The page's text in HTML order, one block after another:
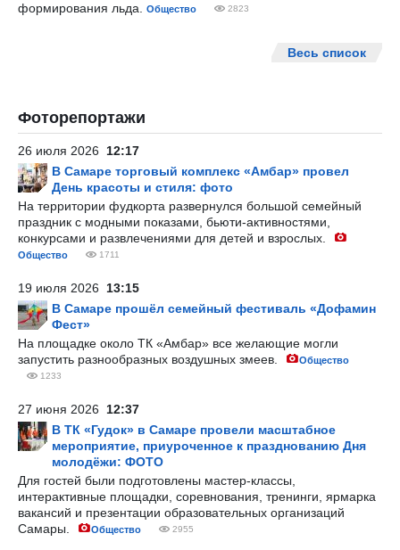
формирования льда.
Общество 2823
Весь список
Фоторепортажи
26 июля 2026 12:17
В Самаре торговый комплекс «Амбар» провел
День красоты и стиля: фото
На территории фудкорта развернулся большой семейный
праздник с модными показами, бьюти-активностями,
конкурсами и развлечениями для детей и взрослых.
Общество 1711
19 июля 2026 13:15
В Самаре прошёл семейный фестиваль «Дофамин
Фест»
На площадке около ТК «Амбар» все желающие могли
запустить разнообразных воздушных змеев.
Общество
1233
27 июня 2026 12:37
В ТК «Гудок» в Самаре провели масштабное
мероприятие, приуроченное к празднованию Дня
молодёжи: ФОТО
Для гостей были подготовлены мастер-классы,
интерактивные площадки, соревнования, тренинги, ярмарка
вакансий и презентации образовательных организаций
Самары.
Общество 2955